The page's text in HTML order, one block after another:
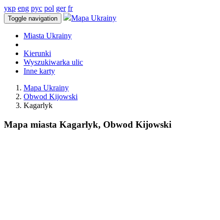
укр eng рус pol ger fr
Toggle navigation Mapa Ukrainy
Miasta Ukrainy
Kierunki
Wyszukiwarka ulic
Inne karty
Mapa Ukrainy
Obwod Kijowski
Kagarlyk
Mapa miasta Kagarlyk, Obwod Kijowski